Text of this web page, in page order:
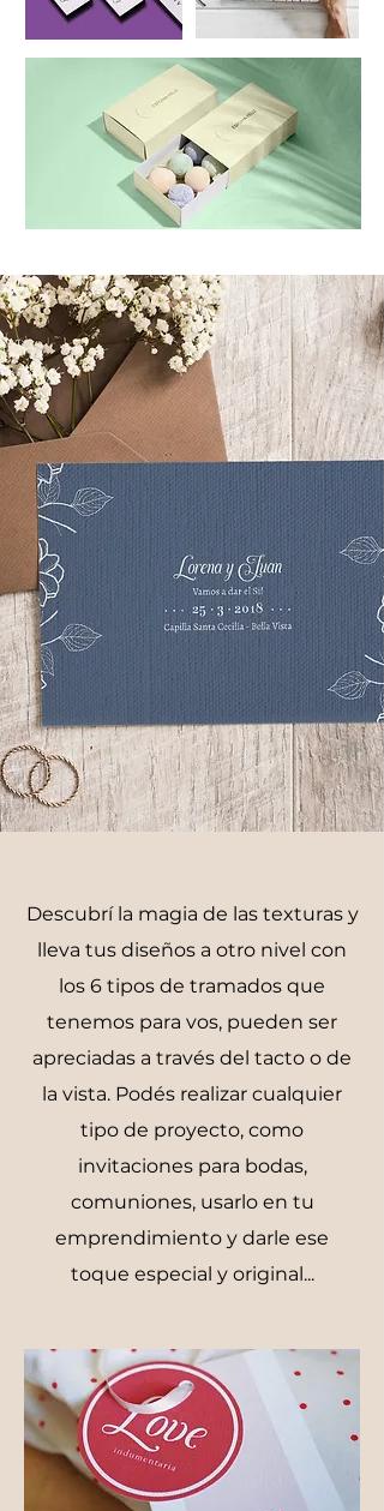
TEXTURAS
MÁGICAS
Descubrí la magia de las texturas y
lleva tus diseños a otro nivel con
los 6 tipos de tramados que
tenemos para vos, pueden ser
apreciadas a través del tacto o de
la vista. Podés realizar cualquier
tipo de proyecto, como
invitaciones para bodas,
comuniones, usarlo en tu
emprendimiento y darle ese
toque especial y original...